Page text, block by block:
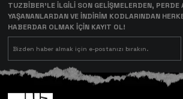
TUZBİBER’LE İLGİLİ SON GELİŞMELERDEN, PERDE
YAŞANANLARDAN VE İNDİRİM KODLARINDAN
HABERDAR OLMAK İÇİN KAYIT OL!